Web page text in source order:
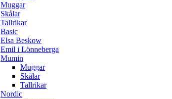
Muggar
Skålar
Tallrikar
Basic
Elsa Beskow
Emil i Lönneberga
Mumin
Muggar
Skålar
Tallrikar
Nordic